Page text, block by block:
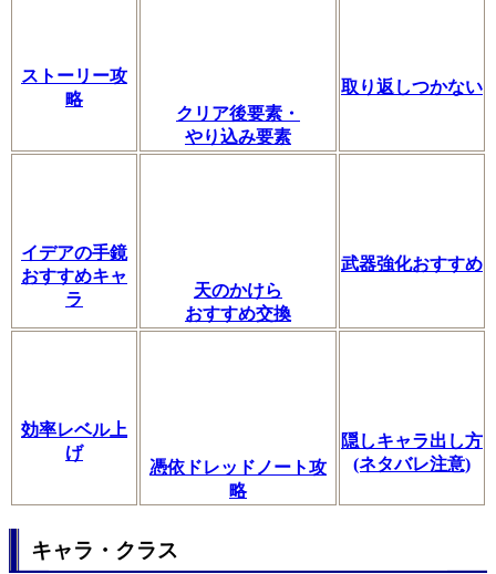
ストーリー攻
略
クリア後要素・
やり込み要素
取り返しつかない
イデアの手鏡
おすすめキャ
ラ
天のかけら
おすすめ交換
武器強化おすすめ
効率レベル上
げ
憑依ドレッドノート攻
略
隠しキャラ出し方
(ネタバレ注意)
キャラ・クラス